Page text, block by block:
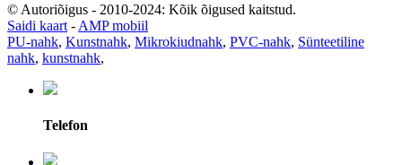
© Autoriõigus - 2010-2024: Kõik õigused kaitstud.
Saidi kaart - AMP mobiil
PU-nahk, Kunstnahk, Mikrokiudnahk, PVC-nahk, Sünteetiline
nahk, kunstnahk,
Telefon